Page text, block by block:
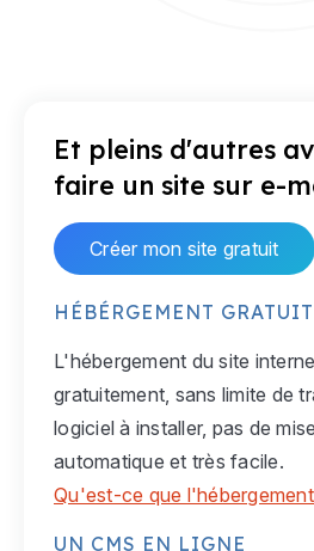
Et pleins d'autres
faire un site sur e-
Créer mon site gratuit
HÉBÉRGEMENT
L'hébergement du site
gratuitement, sans limite de
logiciel à installer, pas de
automatique et très facile.
Qu'est-ce que
UN CMS EN LIGNE